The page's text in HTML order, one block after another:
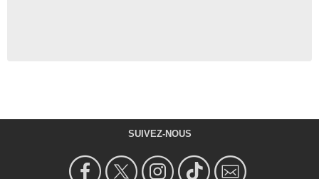
SUIVEZ-NOUS